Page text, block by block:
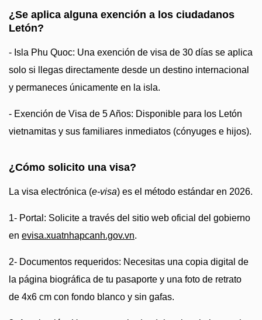
¿Se aplica alguna exención a los ciudadanos
Letón?
- Isla Phu Quoc: Una exención de visa de 30 días se aplica
solo si llegas directamente desde un destino internacional
y permaneces únicamente en la isla.
- Exención de Visa de 5 Años: Disponible para los Letón
vietnamitas y sus familiares inmediatos (cónyuges e hijos).
¿Cómo solicito una visa?
La visa electrónica (e-visa) es el método estándar en 2026.
1- Portal: Solicite a través del sitio web oficial del gobierno
en evisa.xuatnhapcanh.gov.vn.
2- Documentos requeridos: Necesitas una copia digital de
la página biográfica de tu pasaporte y una foto de retrato
de 4x6 cm con fondo blanco y sin gafas.